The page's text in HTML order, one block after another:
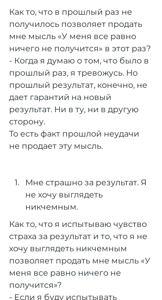
Как то, что в прошлый раз не
получилось позволяет продать
мне мысль «У меня все равно
ничего не получится» в этот раз?
- Когда я думаю о том, что было в
прошлый раз, я тревожусь. Но
прошлый результат, конечно, не
дает гарантий на новый
результат. Ни в ту, ни в другую
сторону.
То есть факт прошлой неудачи
не продает эту мысль.
Мне страшно за результат. Я
не хочу выглядеть
никчемным.
Как то, что я испытываю чувство
страха за результат и то, что я не
хочу выглядеть никчемным
позволяет продать мне мысль «У
меня все равно ничего не
получится»?
- Если я буду испытывать